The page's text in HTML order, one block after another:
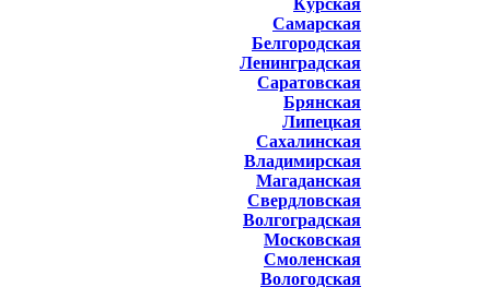
Курская
Самарская
Белгородская
Ленинградская
Саратовская
Брянская
Липецкая
Сахалинская
Владимирская
Магаданская
Свердловская
Волгоградская
Московская
Смоленская
Вологодская